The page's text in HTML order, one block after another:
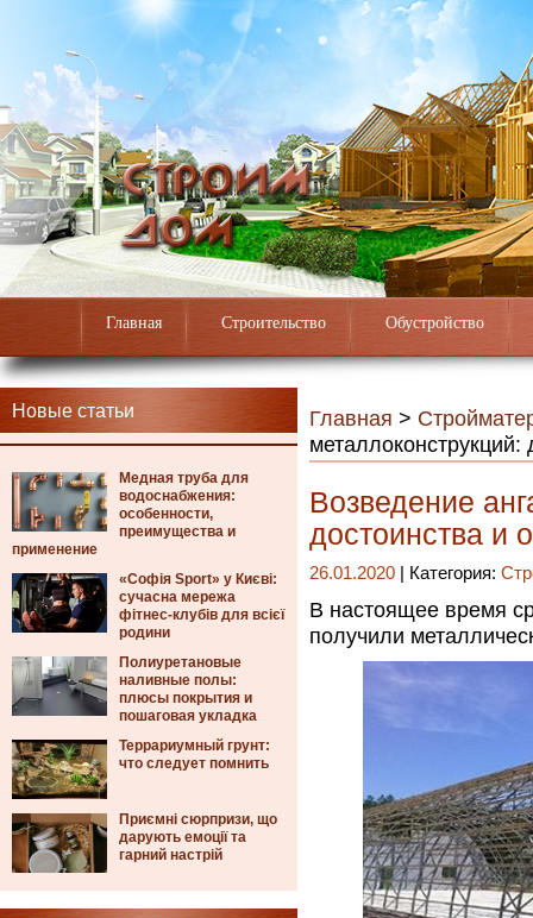
Главная Строительство Обустройство
Новые статьи
Медная труба для
водоснабжения:
особенности,
преимущества и
применение
«Софія Sport» у Києві:
сучасна мережа
фітнес-клубів для всієї
родини
Полиуретановые
наливные полы:
плюсы покрытия и
пошаговая укладка
Террариумный грунт:
что следует помнить
Приємні сюрпризи, що
дарують емоції та
гарний настрій
Главная >
Возведение
достоинства и
26.01.2020 | Категория:
В настоящее время
получили